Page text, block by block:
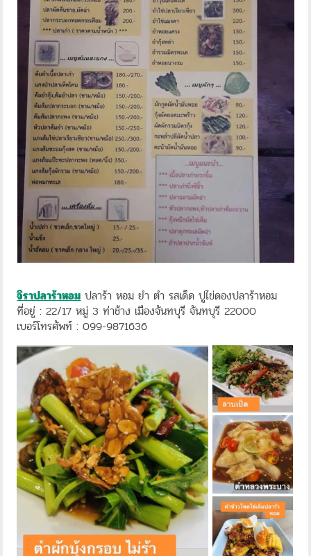
จิราปลาร้าหอม ปลาร้า หอม ยำ ตำ รสเด็ด ปูไข่ดองปลาร้าหอม
ที่อยู่ : 22/17 หมู่ 3 ท่าช้าง เมืองจันทบุรี จันทบุรี 22000
เบอร์โทรศัพท์ : 099-9871636